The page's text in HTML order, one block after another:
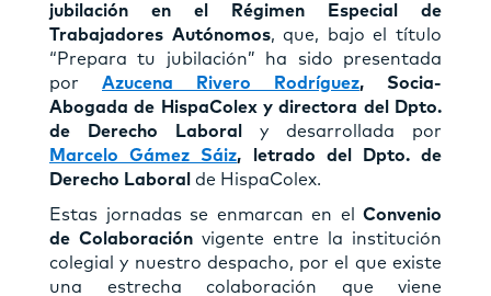
jubilación en el Régimen Especial de
Trabajadores Autónomos, que, bajo el título
“Prepara tu jubilación” ha sido presentada
por Azucena Rivero Rodríguez, Socia-
Abogada de HispaColex y directora del Dpto.
de Derecho Laboral
y desarrollada por
Marcelo Gámez Sáiz, letrado del Dpto. de
Derecho Laboral de HispaColex.
Estas jornadas se enmarcan en el Convenio
de Colaboración vigente entre la institución
colegial y nuestro despacho, por el que existe
una estrecha colaboración que viene